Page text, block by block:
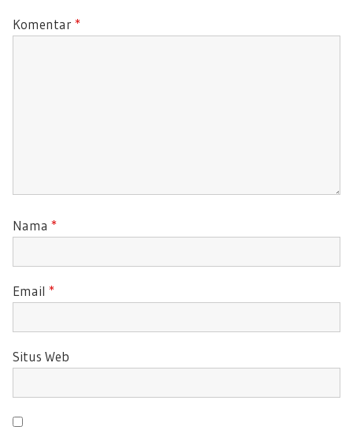
T
:
Komentar *
Nama *
Email *
Situs Web